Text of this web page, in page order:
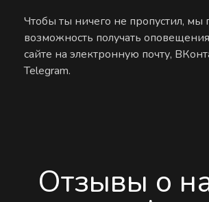
Чтобы ты ничего не пропустил, мы
возможность получать
сайте на электронную почту,
Telegram.
Отзывы о